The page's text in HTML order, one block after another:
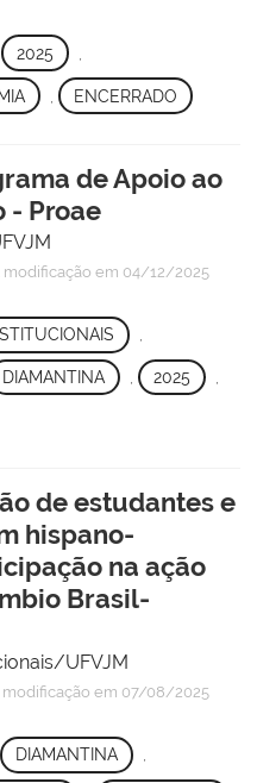
2025
ENCERRADO
de Apoio ao
- Proae
modificação em 04/12/2025
,
DIAMANTINA , 2025
de estudantes e
hispano-
na ação
Brasil-
UFVJM
em 07/08/2025
DIAMANTINA ,